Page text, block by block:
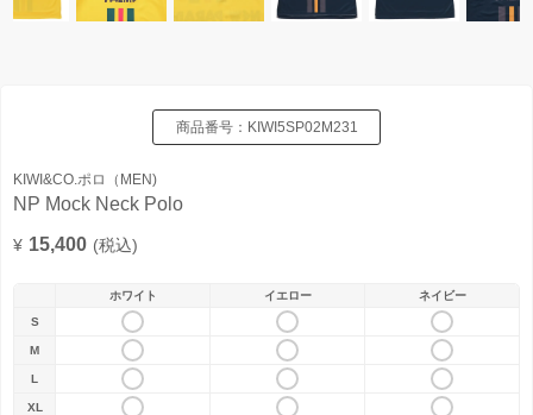
商品番号： KIWI5SP02M231
KIWI&CO.ポロ（MEN)
NP Mock Neck Polo
¥ 15,400 (税込)
ホワイト イエロー
ネイビー
S
M
L
XL